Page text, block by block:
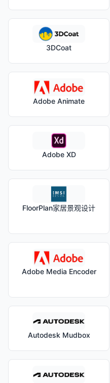
3DCoat
Adobe Animate
Adobe XD
FloorPlan家居景观设计
Adobe Media Encoder
Autodesk Mudbox